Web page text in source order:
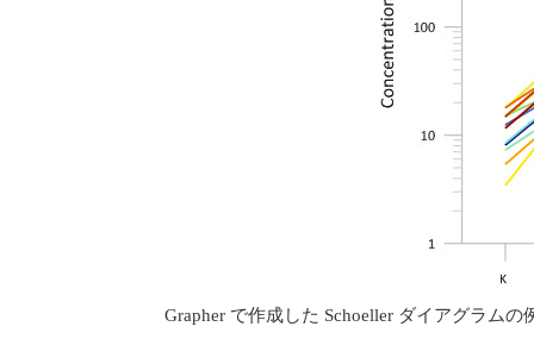
Grapher で作成した Schoeller ダイアグラムの